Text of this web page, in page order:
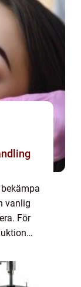
vanlig
För
jämn